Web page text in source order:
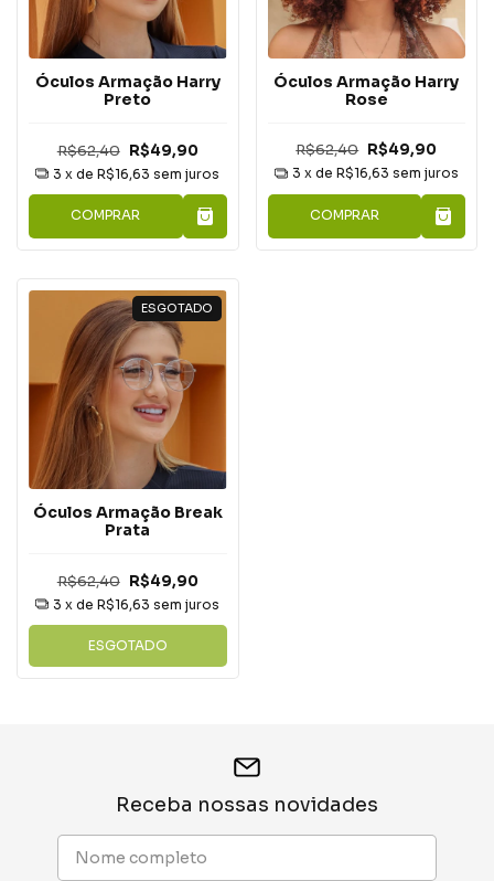
Óculos Armação Harry
Preto
R$62,40 R$49,90
3 x deR$16,63 sem juros
COMPRAR
Óculos Armação Harry
Rose
R$62,40 R$49,90
3 x de R$16,63 sem juros
COMPRAR
ESGOTADO
Óculos Armação Break
Prata
R$62,40 R$49,90
3 x deR$16,63 sem juros
ESGOTADO
Receba nossas novidades